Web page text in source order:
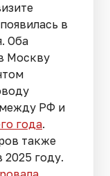
в
Оба
Москву
между РФ и
года.
также
2025 году.